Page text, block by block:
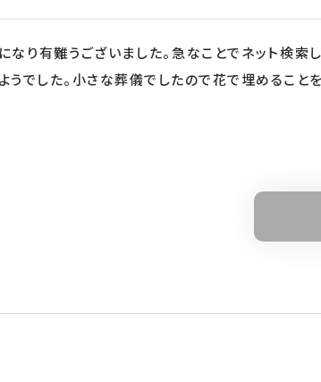
なり有難うございました。急なことでネット検
うでした。小さな葬儀でしたので花で埋めること